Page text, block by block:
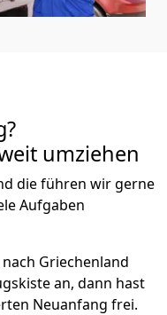
umziehen
die führen wir gerne
Aufgaben
Griechenland
an, dann hast
Neuanfang frei.